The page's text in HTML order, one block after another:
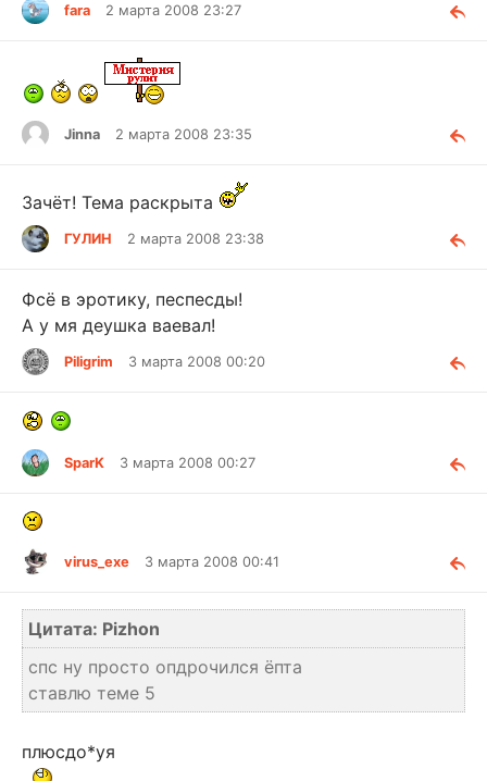
fara 2 марта 2008 23:27
Jinna 2 марта 2008 23:35
Зачёт! Тема раскрыта
ГУЛИН 2 марта 2008 23:38
Фсё в эротику, песпесды!
А у мя деушка ваевал!
Piligrim 3 марта 2008 00:20
SparK 3 марта 2008 00:27
virus_exe 3 марта 2008 00:41
Цитата: Pizhon
спс ну просто опдрочился ёпта
ставлю теме 5
плюсдо*уя